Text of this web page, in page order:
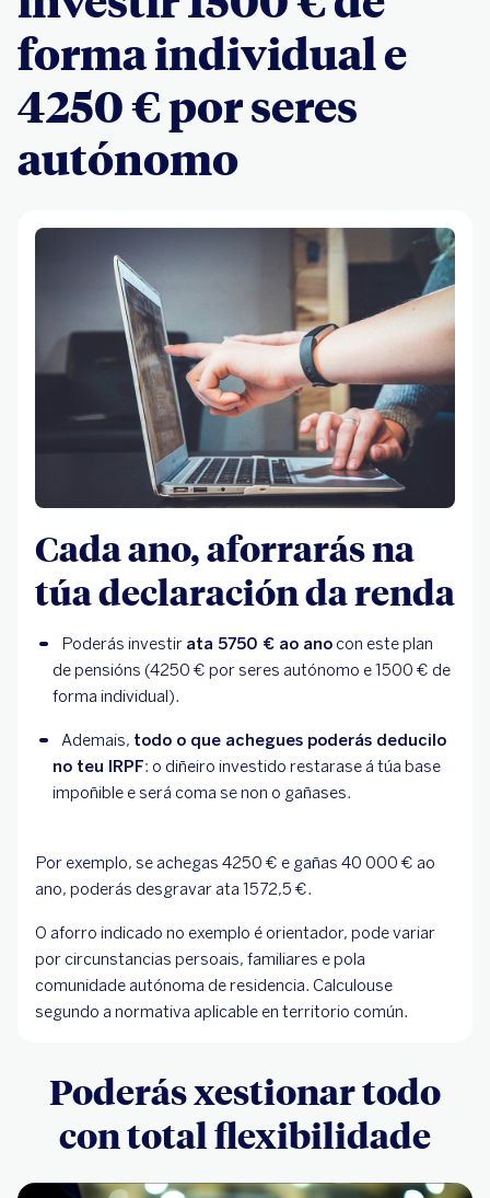
forma individual e
4250 € por seres
autónomo
Cada ano, aforrarás na
túa declaración da renda
Poderás investir ata 5750 € ao ano con este plan
de pensións (4250 € por seres autónomo e 1500 € de
forma individual).
Ademais, todo o que achegues poderás deducilo
no teu IRPF: o diñeiro investido restarase á túa base
impoñible e será coma se non o gañases.
Por exemplo, se achegas 4250 € e gañas 40 000 € ao
ano, poderás desgravar ata 1572,5 €.
O aforro indicado no exemplo é orientador, pode variar
por circunstancias persoais, familiares e pola
comunidade autónoma de residencia. Calculouse
segundo a normativa aplicable en territorio común.
Poderás xestionar todo
con total flexibilidade